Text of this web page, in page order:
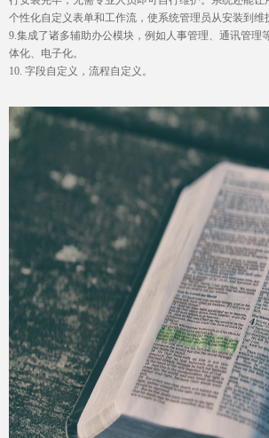
个性化自定义表单和工作流，使系统管理员从安装到维
9.集成了诸多辅助办公模块，例如人事管理、通讯管理
体化、电子化。
10. 字段自定义，流程自定义。